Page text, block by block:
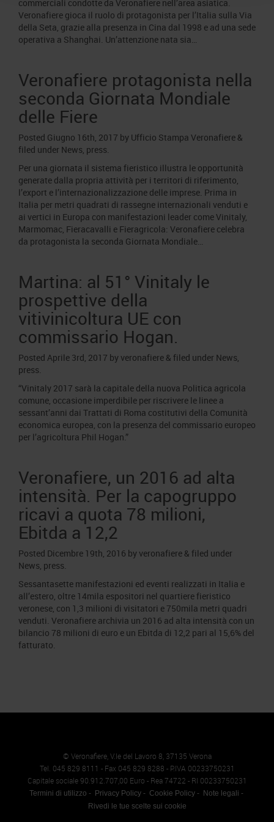
commerciali condotte da Veronafiere nell’area asiatica.
Veronafiere gioca il ruolo di protagonista per l’Italia sulla Via
della Seta, grazie alla presenza in Cina dal 1998 e ad una sede
operativa a Shanghai. Un’attenzione nata sia…
Veronafiere protagonista nella
seconda Giornata Mondiale
delle Fiere
Posted Giugno 16th, 2017 by Ufficio Stampa Veronafiere &
filed under News, press.
Per una giornata il sistema fieristico illustra le opportunità
generate dalla propria attività per i territori di riferimento,
l’export e l’internazionalizzazione delle imprese. Prima in
Italia per metri quadrati di rassegne internazionali venduti e
ai vertici in Europa con manifestazioni leader come Vinitaly,
Marmomac, Fieracavalli e Fieragricola: Veronafiere celebra
da protagonista la seconda Giornata Mondiale…
Martina: al 51° Vinitaly le
prospettive della
vitivinicoltura UE con
commissario Hogan.
Posted Aprile 3rd, 2017 by veronafiere & filed under News,
press.
“Vinitaly 2017 sarà la capitale della nuova Politica agricola
comune, occasione imperdibile per riscrivere le linee a
sessant’anni dai Trattati di Roma costitutivi della Comunità
economica europea, con la presenza del commissario europeo
per l’agricoltura Phil Hogan.”
Veronafiere, un 2016 ad alta
intensità. Per la capogruppo
ricavi a quota 78 milioni,
Ebitda a 12,2
Posted Dicembre 19th, 2016 by veronafiere & filed under
News, press.
Sessantasette manifestazioni ed eventi realizzati in Italia e
all’estero, oltre 14mila espositori nel quartiere fieristico
veronese, con 1,3 milioni di visitatori e 750mila metri quadri
venduti. Veronafiere archivia un 2016 ad alta intensità con un
bilancio 78 milioni di euro e un Ebitda di 12,2 pari al 15,6% del
fatturato.
© Veronafiere, V.le del Lavoro 8, 37135 Verona
Tel. 045 829 8111 - Fax 045 829 8288 - P.IVA 00233750231
Capitale sociale 90.912.707,00 Euro - Rea 74722 - RI 00233750231
Termini di utilizzo Privacy Policy Cookie Policy
Note legali
Rivedi le tue scelte sui cookie